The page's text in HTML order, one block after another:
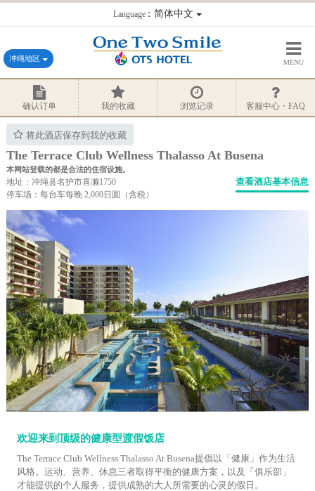
Language：简体中文
冲绳地区 MENU
确认订单 我的收藏 浏览记录 客服中心・FAQ
将此酒店保存到我的收藏
The Terrace Club Wellness Thalasso At Busena
本网站登载的都是合法的住宿设施。
地址：冲绳县名护市喜濑1750
停车场：每台车每晚 2,000日圆（含税）
查看酒店基本信息
欢迎来到顶级的健康型渡假饭店
The Terrace Club Wellness Thalasso At Busena提倡以「健康」作为生活
风格。运动、营养、休息三者取得平衡的健康方案，以及「俱乐部」
才能提供的个人服务，提供成熟的大人所需要的心灵的假日。